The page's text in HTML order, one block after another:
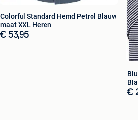
Colorful Standard Hemd Petrol Blauw
maat XXL Heren
€ 53,95
€